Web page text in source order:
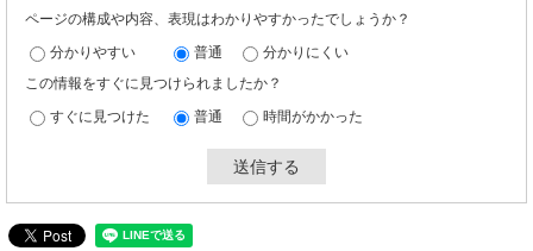
ページの構成や内容、表現はわかりやすかったでしょうか？
分かりやすい 普通
分かりにくい
この情報をすぐに見つけられましたか？
すぐに見つけた 普通 時間がかかった